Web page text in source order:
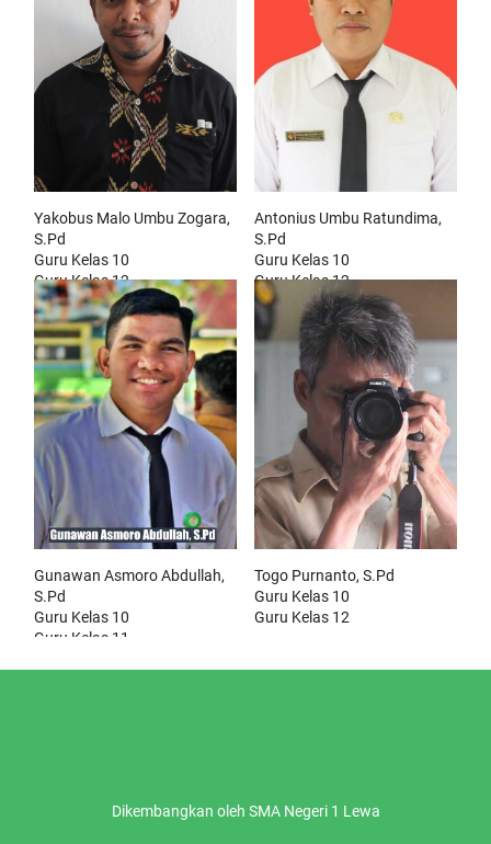
Yakobus Malo Umbu Zogara,
S.Pd
Guru Kelas 10
Guru Kelas 12
Pembina Pramuka
Wali Kelas Xd
Antonius Umbu Ratundima,
S.Pd
Guru Kelas 10
Guru Kelas 12
Gunawan Asmoro Abdullah,
S.Pd
Guru Kelas 10
Guru Kelas 11
Togo Purnanto, S.Pd
Guru Kelas 10
Guru Kelas 12
Dikembangkan oleh SMA Negeri 1 Lewa